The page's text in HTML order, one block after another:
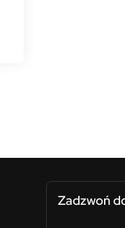
Zadzwoń